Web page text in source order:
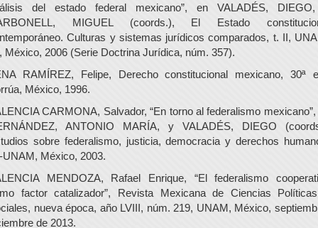
del estado federal mexicano”, en VALADÉS,
MIGUEL (coords.), El Estado
Culturas y sistemas jurídicos comparados, t. II,
México, 2006 (Serie Doctrina Jurídica, núm. 357).
RAMÍREZ, Felipe, Derecho constitucional mexicano, 30ª
México, 1996.
CARMONA, Salvador, “En torno al federalismo mexicano”,
ANTONIO MARÍA, y VALADÉS, DIEGO
sobre federalismo, justicia, democracia y derechos
UNAM, México, 2003.
MENDOZA, Rafael Enrique, “El federalismo
factor catalizador”, Revista Mexicana de Ciencias
nueva época, año LVIII, núm. 219, UNAM, México,
de 2013.